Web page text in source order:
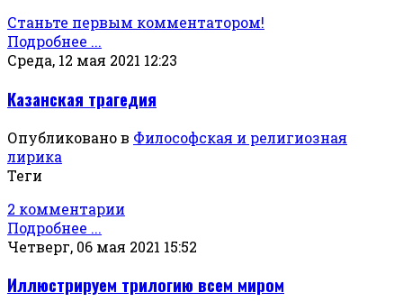
Станьте первым комментатором!
Подробнее ...
Среда, 12 мая 2021 12:23
Казанская трагедия
Опубликовано в Философская и религиозная
лирика
Теги
2 комментарии
Подробнее ...
Четверг, 06 мая 2021 15:52
Иллюстрируем трилогию всем миром